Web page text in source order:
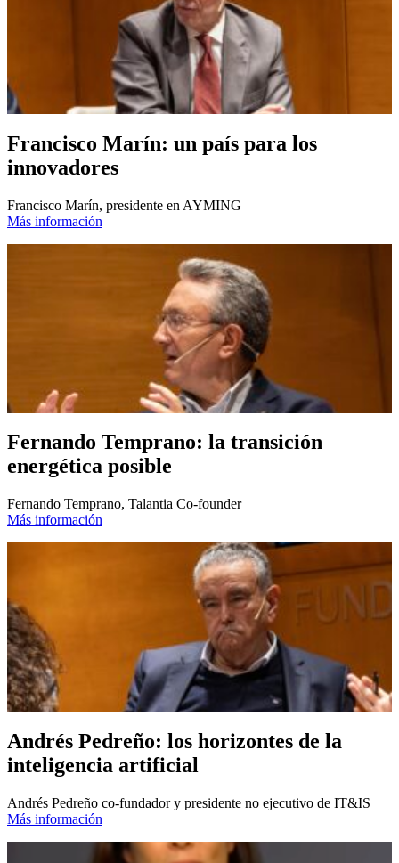
Francisco Marín: un país para los
innovadores
Francisco Marín, presidente en AYMING
Más información
Fernando Temprano: la transición
energética posible
Fernando Temprano, Talantia Co-founder
Más información
Andrés Pedreño: los horizontes de la
inteligencia artificial
Andrés Pedreño co-fundador y presidente no ejecutivo de IT&IS
Más información